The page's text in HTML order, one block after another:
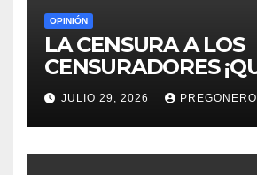
OPINIÓN
LA CENSURA A LOS
CENSURADORES
HORROR!
JULIO 29, 2026